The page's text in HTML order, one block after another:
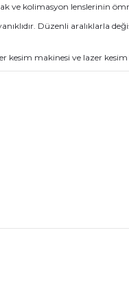
ve kolimasyon lenslerinin
Düzenli aralıklarla
makinesi ve lazer kesim